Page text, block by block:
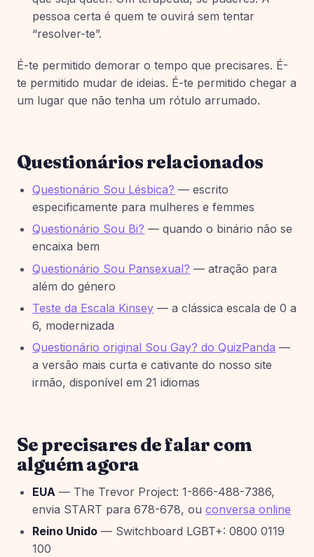
pessoa certa é quem te ouvirá sem tentar
“resolver-te”.
É-te permitido demorar o tempo que precisares. É-
te permitido mudar de ideias. É-te permitido chegar a
um lugar que não tenha um rótulo arrumado.
Questionários relacionados
Questionário Sou Lésbica? — escrito
especificamente para mulheres e femmes
Questionário Sou Bi? — quando o binário não se
encaixa bem
Questionário Sou Pansexual? — atração para
além do género
Teste da Escala Kinsey — a clássica escala de 0 a
6, modernizada
Questionário original Sou Gay? do QuizPanda —
a versão mais curta e cativante do nosso site
irmão, disponível em 21 idiomas
Se precisares de falar com
alguém agora
EUA — The Trevor Project: 1-866-488-7386,
envia START para 678-678, ouconversa online
Reino Unido — Switchboard LGBT+: 0800 0119
100